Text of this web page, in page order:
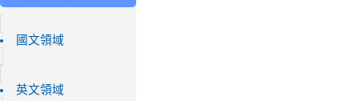
國文領域
英文領域